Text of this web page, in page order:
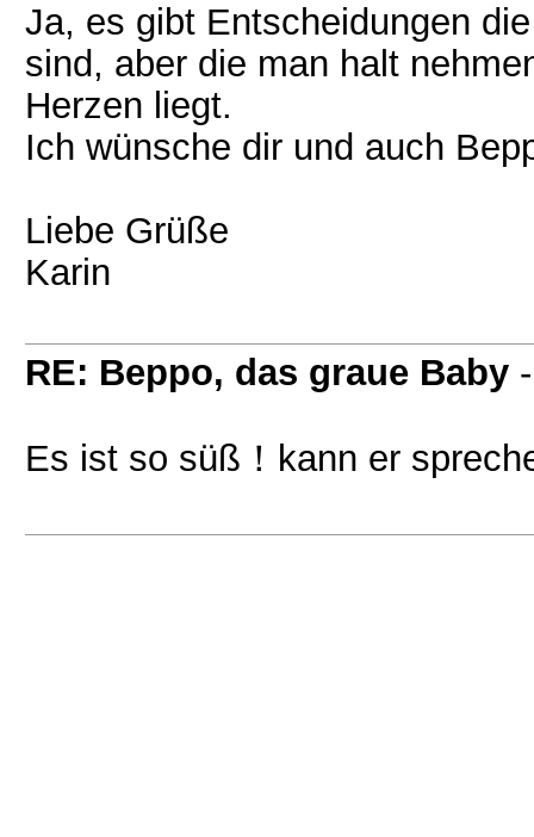
Ja, es gibt Entscheidungen
sind, aber die man halt
Herzen liegt.
Ich wünsche dir und auch
Liebe Grüße
Karin
RE: Beppo, das graue Baby
Es ist so süß！kann er